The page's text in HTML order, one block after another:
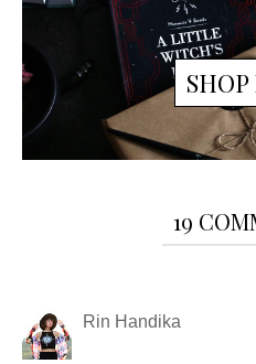
19
Rin Handika